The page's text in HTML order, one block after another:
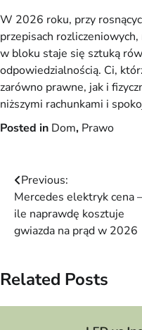
W 2026 roku, przy
przepisach
w bloku staje się sztuką
odpowiedzialnością. Ci,
zarówno prawne, jak i
niższymi rachunkami i
Posted in Dom, Prawo
Nawigacja
wpisu
Previous:
Mercedes elektryk cena –
ile naprawdę kosztuje
gwiazda na prąd w 2026
Related Posts